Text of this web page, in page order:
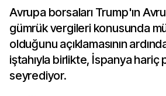
Avrupa borsaları Trump'ın
gümrük vergileri konusunda
olduğunu açıklamasının
iştahıyla birlikte, İspanya hariç
seyrediyor.